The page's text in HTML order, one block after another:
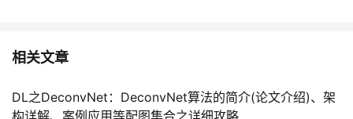
相关文章
DL之DeconvNet：DeconvNet算法的简介(论文介绍)、架